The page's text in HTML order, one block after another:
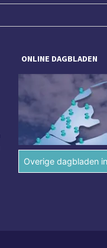
ONLINE DAGBLADEN
Overige dagbladen